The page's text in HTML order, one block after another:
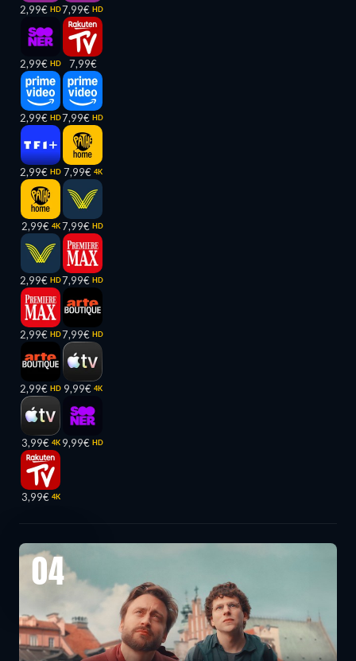
2,99€ HD
2,99€ HD
2,99€ HD
2,99€ HD
2,99€ 4K
2,99€ HD
2,99€ HD
2,99€ HD
3,99€ 4K
3,99€ 4K
7,99€ HD
7,99€
7,99€ HD
7,99€ 4K
7,99€ HD
7,99€ HD
7,99€ HD
9,99€ 4K
9,99€ HD
04